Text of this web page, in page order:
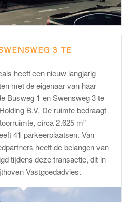
3 TE
heeft een nieuw langjarig
met de eigenaar van haar
Busweg 1 en Swensweg 3 te
B.V. De ruimte bedraagt
circa 2.625 m²
41 parkeerplaatsen. Van
heeft de belangen van
tijdens deze transactie, dit in
Vastgoedadvies.